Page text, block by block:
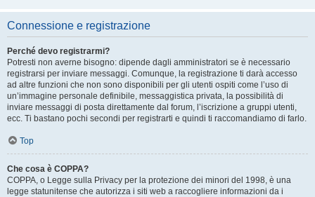
Connessione e registrazione
Perché devo registrarmi?
Potresti non averne bisogno: dipende dagli amministratori se è necessario
registrarsi per inviare messaggi. Comunque, la registrazione ti darà accesso
ad altre funzioni che non sono disponibili per gli utenti ospiti come l’uso di
un’immagine personale definibile, messaggistica privata, la possibilità di
inviare messaggi di posta direttamente dal forum, l’iscrizione a gruppi utenti,
ecc. Ti bastano pochi secondi per registrarti e quindi ti raccomandiamo di farlo.
Top
Che cosa è COPPA?
COPPA, o Legge sulla Privacy per la protezione dei minori del 1998, è una
legge statunitense che autorizza i siti web a raccogliere informazioni da i